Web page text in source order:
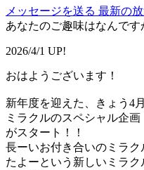
メッセージを送る 最新の放
あなたのご趣味はなんです
2026/4/1 UP!
おはようございます！
新年度を迎えた、きょう4
ミラクルのスペシャル企
がスタート！！
長ーいお付き合いのミラ
たよーという新しいミラク